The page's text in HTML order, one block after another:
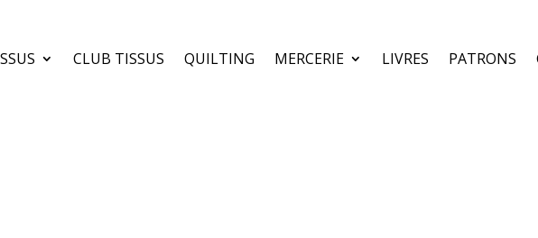
CLUB TISSUS QUILTING MERCERIE LIVRES PATRONS